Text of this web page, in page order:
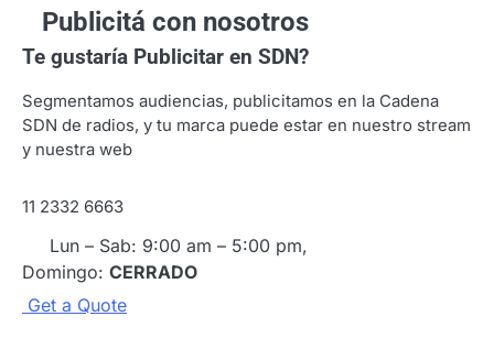
Publicitá con nosotros
Te gustaría Publicitar en SDN?
Segmentamos audiencias, publicitamos en la Cadena
SDN de radios, y tu marca puede estar en nuestro stream
y nuestra web
11 2332 6663
Lun – Sab: 9:00 am – 5:00 pm,
Domingo: CERRADO
Get a Quote